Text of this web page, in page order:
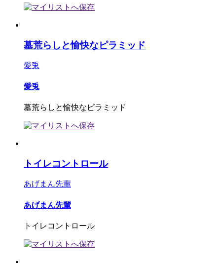
墓荒らしと愉快なピラミッド
愛兎
愛兎
墓荒らしと愉快なピラミッド
トイレコントロール
あげまん先輩
あげまん先輩
トイレコントロール